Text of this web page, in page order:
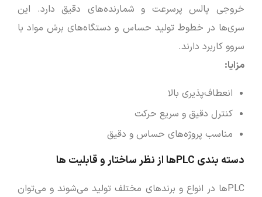
خروجی پالس پرسرعت و شمارنده‌های دقیق دارد. این
سری‌ها در خطوط تولید حساس و دستگاه‌های برش مواد با
سروو کاربرد دارند.
مزایا:
انعطاف‌پذیری بالا
کنترل دقیق و سریع حرکت
مناسب پروژه‌های حساس و دقیق
دسته ‌بندی PLC‌ها از نظر ساختار و قابلیت ‌ها
PLC‌ها در انواع و برندهای مختلف تولید می‌شوند و می‌توان